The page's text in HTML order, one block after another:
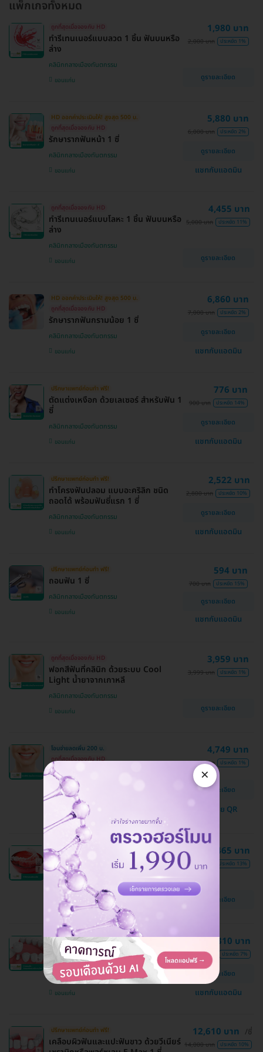
แพ็กเกจทั้งหมด
ถูกที่สุดเมื่อจองกับ HD
ทำรีเทนเนอร์แบบลวด 1 ชิ้น ฟันบนหรือ
ล่าง
คลินิกกลางเมืองทันตกรรม
ขอนแก่น
1,980 บาท
2,000 บาท ประหยัด 1%
ดูรายละเอียด
HD ออกค่าประเมินให้! สูงสุด 500 บ.
ถูกที่สุดเมื่อจองกับ HD
รักษารากฟันหน้า 1 ซี่
คลินิกกลางเมืองทันตกรรม
ขอนแก่น
5,880 บาท
6,000 บาท ประหยัด 2%
ดูรายละเอียด
แชทกับแอดมิน
ถูกที่สุดเมื่อจองกับ HD
ทำรีเทนเนอร์แบบโลหะ 1 ชิ้น ฟันบนหรือ
ล่าง
คลินิกกลางเมืองทันตกรรม
ขอนแก่น
4,455 บาท
5,000 บาท ประหยัด 11%
ดูรายละเอียด
HD ออกค่าประเมินให้! สูงสุด 500 บ.
ถูกที่สุดเมื่อจองกับ HD
รักษารากฟันกรามน้อย 1 ซี่
คลินิกกลางเมืองทันตกรรม
ขอนแก่น
6,860 บาท
7,000 บาท ประหยัด 2%
ดูรายละเอียด
แชทกับแอดมิน
ปรึกษาแพทย์ก่อนทำ ฟรี!
ตัดแต่งเหงือก ด้วยเลเซอร์ สำหรับฟัน 1
ซี่
คลินิกกลางเมืองทันตกรรม
ขอนแก่น
776 บาท
900 บาท ประหยัด 14%
ดูรายละเอียด
แชทกับแอดมิน
ปรึกษาแพทย์ก่อนทำ ฟรี!
ทำโครงฟันปลอม แบบอะคริลิก ชนิด
ถอดได้ พร้อมฟันซี่แรก 1 ซี่
คลินิกกลางเมืองทันตกรรม
ขอนแก่น
2,522 บาท
2,800 บาท ประหยัด 10%
ดูรายละเอียด
แชทกับแอดมิน
ปรึกษาแพทย์ก่อนทำ ฟรี!
ถอนฟัน 1 ซี่
คลินิกกลางเมืองทันตกรรม
ขอนแก่น
594 บาท
700 บาท ประหยัด 15%
ดูรายละเอียด
แชทกับแอดมิน
ถูกที่สุดเมื่อจองกับ HD
ฟอกสีฟันที่คลินิก ด้วยระบบ Cool
Light น้ำยาจากเกาหลี
คลินิกกลางเมืองทันตกรรม
ขอนแก่น
3,959 บาท
3,999 บาท ประหยัด 1%
ดูรายละเอียด
โอนจ่ายลดเพิ่ม 200 บ.
ถูกที่สุดเมื่อจองกับ HD
ฟอกสีฟันที่คลินิก ด้วยระบบ Cool
Light น้ำยาจากอเมริกา
คลินิกกลางเมืองทันตกรรม
ขอนแก่น
4,749 บาท
4,999 บาท ประหยัด 1%
ดูรายละเอียด
จ่ายด้วย QR
ถูกที่สุดเมื่อจองกับ HD
ทำรีเทนเนอร์แบบใส 2 ชิ้น ฟันบนและ
ล่าง
คลินิกกลางเมืองทันตกรรม
ขอนแก่น
3,465 บาท
4,000 บาท ประหยัด 13%
ดูรายละเอียด
ปรึกษาแพทย์ก่อนทำ ฟรี!
ทำครอบฟัน วัสดุพอร์ซเลนเคลือบบน
โลหะ สำหรับฟัน 1 ซี่
คลินิกกลางเมืองทันตกรรม
ขอนแก่น
9,310 บาท
10,000 บาท ประหยัด 7%
ดูรายละเอียด
แชทกับแอดมิน
ปรึกษาแพทย์ก่อนทำ ฟรี!
เคลือบผิวฟันและแปะฟันขาว ด้วยวีเนียร์
12,610 บาท /ซี่
14,000 บาท ประหยัด 10%
×